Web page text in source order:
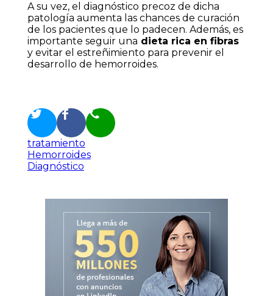
A su vez, el diagnóstico precoz de dicha
patología aumenta las chances de curación
de los pacientes que lo padecen. Además, es
importante seguir una dieta rica en fibras
y evitar el estreñimiento para prevenir el
desarrollo de hemorroides.
tratamiento
Hemorroides
Diagnóstico